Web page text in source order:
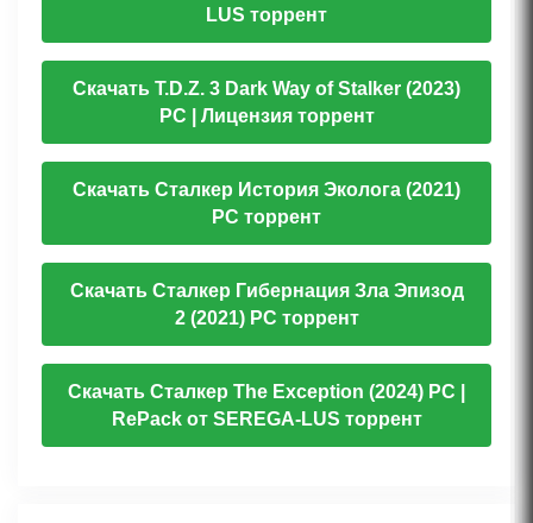
LUS торрент
Скачать T.D.Z. 3 Dark Way of Stalker (2023)
PC | Лицензия торрент
Скачать Сталкер История Эколога (2021)
PC торрент
Скачать Сталкер Гибернация Зла Эпизод
2 (2021) PC торрент
Скачать Сталкер The Exception (2024) PC |
RePack от SEREGA-LUS торрент